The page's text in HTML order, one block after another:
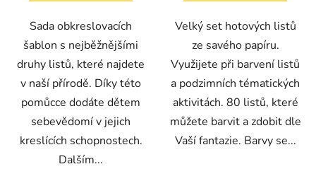
Sada obkreslovacích
šablon s nejběžnějšími
druhy listů, které najdete
v naší přírodě. Díky této
pomůcce dodáte dětem
sebevědomí v jejich
kreslících schopnostech.
Dalším...
Velký set hotových listů
ze savého papíru.
Využijete při barvení listů
a podzimních tématických
aktivitách. 80 listů, které
můžete barvit a zdobit dle
Vaší fantazie. Barvy se...